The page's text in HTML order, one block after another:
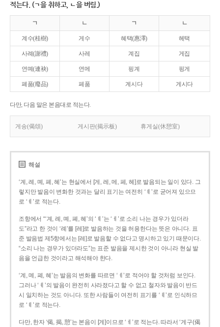
적는다. (ㄱ을 취하고, ㄴ을 버림.)
ㄱ ㄴ ㄱ ㄴ
계수(桂樹) 게수 혜택(惠澤) 헤택
사례(謝禮) 사레 계집 게집
연몌(連袂) 연메 핑계 핑게
폐품(廢品) 페품 계시다 게시다
다만, 다음 말은 본음대로 적는다.
게송(偈頌) 게시판(揭示板) 휴게실(休憩室)
해설
‘계, 례, 몌, 폐, 혜’는 현실에서 [게, 레, 메, 페, 헤]로 발음되는 일이 있다. 그
렇지만 발음이 변화한 것과는 달리 표기는 여전히 ‘ㅖ’로 굳어져 있으므
로 ‘ㅖ’로 적는다.
조항에서 “‘계, 례, 몌, 폐, 혜’의 ‘ㅖ’는 ‘ㅔ’로 소리 나는 경우가 있더라
도”라고 한 것이 ‘례’를 [레]로 발음하는 것을 허용한다는 뜻은 아니다. 표
준 발음법 제5항에서는 [레]로 발음할 수 없다고 명시하고 있기 때문이다.
“소리 나는 경우가 있더라도”는 표준 발음을 제시한 것이 아니라 현실 발
음을 언급한 것이라고 해석해야 한다.
‘계, 몌, 폐, 혜’는 발음의 변화를 따르면 ‘ㅔ’로 적어야 할 것처럼 보인다.
그러나 ‘ㅖ’의 발음이 완전히 사라졌다고 할 수 없고 철자와 발음이 반드
시 일치하는 것도 아니다. 또한 사람들이 여전히 표기를 ‘ㅖ’로 인식하므
로 ‘ㅖ’로 적는다.
다만, 한자 ‘偈, 揭, 憩’는 본음이 [게]이므로 ‘ㅔ’로 적는다. 따라서 ‘게구(偈